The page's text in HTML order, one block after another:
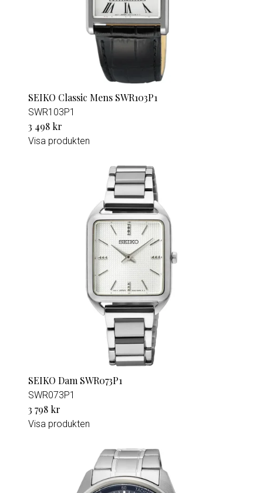
SEIKO Classic Mens SWR103P1
SWR103P1
3 498 kr
Visa produkten
SEIKO Dam SWR073P1
SWR073P1
3 798 kr
Visa produkten